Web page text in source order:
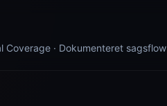
Coverage · Dokumenteret sagsflow